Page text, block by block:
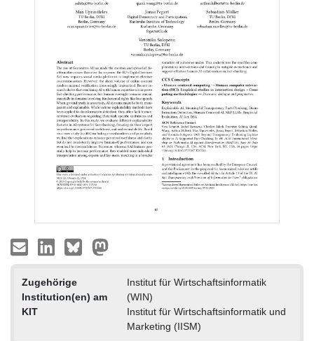
Zugehörige
Institution(en) am
KIT
Institut für Wirtschaftsinformatik
(WIN)
Institut für Wirtschaftsinformatik und
Marketing (IISM)